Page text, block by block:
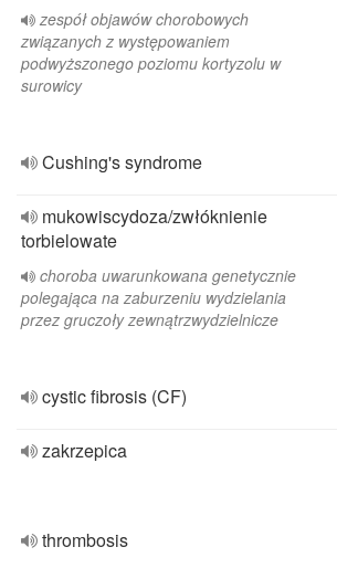
zespół objawów chorobowych
związanych z występowaniem
podwyższonego poziomu kortyzolu w
surowicy
Cushing's syndrome
mukowiscydoza/zwłóknienie
torbielowate
choroba uwarunkowana genetycznie
polegająca na zaburzeniu wydzielania
przez gruczoły zewnątrzwydzielnicze
cystic fibrosis (CF)
zakrzepica
thrombosis